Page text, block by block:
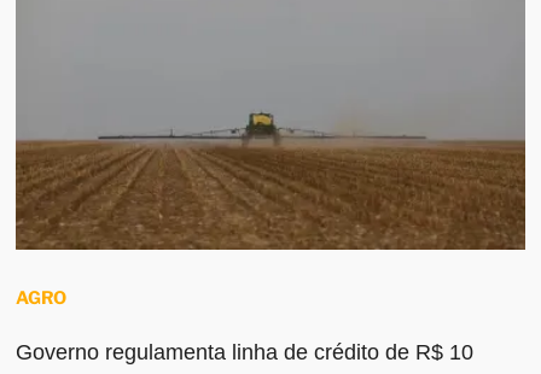
AGRO
Governo regulamenta linha de crédito de R$ 10